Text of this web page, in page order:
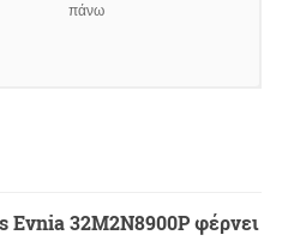
πάνω
Evnia 32M2N8900P φέρνει